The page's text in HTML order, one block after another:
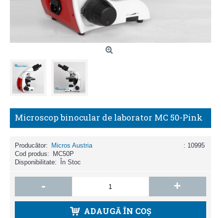
Microscop binocular de laborator MC 50-Pink
: 10995
Producător:
Micros Austria
Cod produs:
MC50P
Disponibilitate:
În Stoc
- +
ADAUGĂ ÎN COŞ